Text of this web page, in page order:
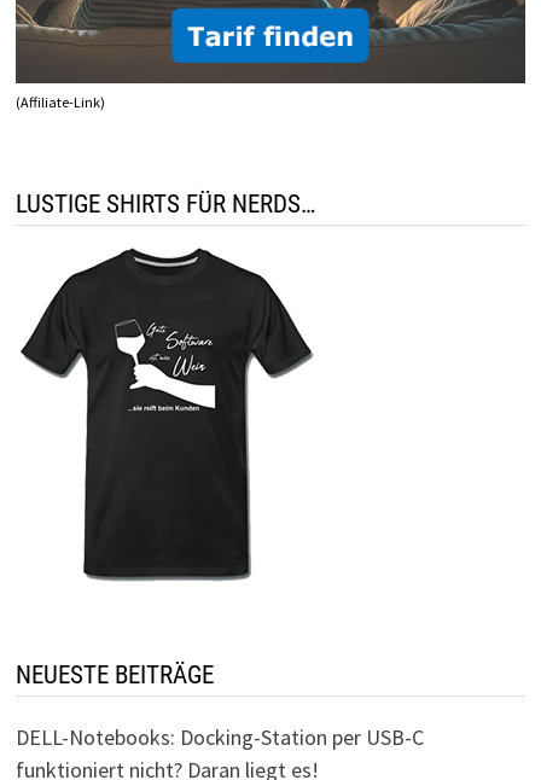
(Affiliate-Link)
LUSTIGE SHIRTS FÜR NERDS…
NEUESTE BEITRÄGE
DELL-Notebooks: Docking-Station per USB-C
funktioniert nicht? Daran liegt es!